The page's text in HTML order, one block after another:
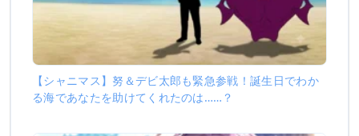
【シャニマス】努＆デビ太郎も緊急参戦！誕生日でわか
る海であなたを助けてくれたのは……？